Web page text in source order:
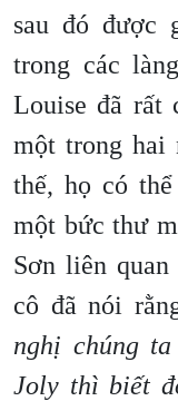
sau đó được
trong các
Louise đã rất
một trong hai
thế, họ có
một bức thư
Sơn liên
cô đã nói
nghị chúng
Joly thì biết